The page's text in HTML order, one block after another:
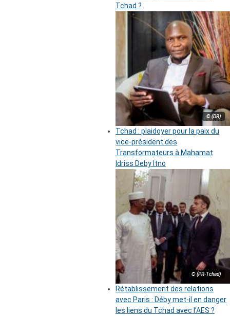
Tchad ?
© (DR)
Tchad : plaidoyer pour la paix du
vice-président des
Transformateurs à Mahamat
Idriss Deby Itno
© (PR-Tchad)
Rétablissement des relations
avec Paris : Déby met-il en danger
les liens du Tchad avec l’AES ?